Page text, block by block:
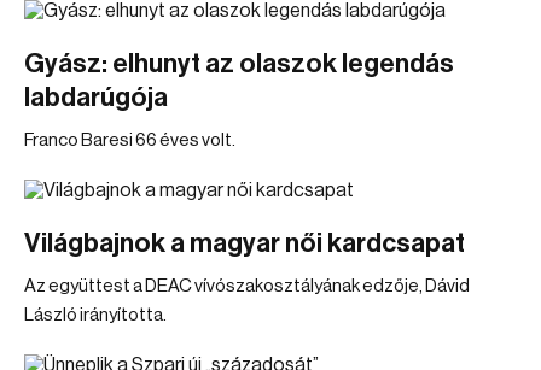
Gyász: elhunyt az olaszok legendás
labdarúgója
Franco Baresi 66 éves volt.
Világbajnok a magyar női kardcsapat
Az együttest a DEAC vívószakosztályának edzője, Dávid
László irányította.